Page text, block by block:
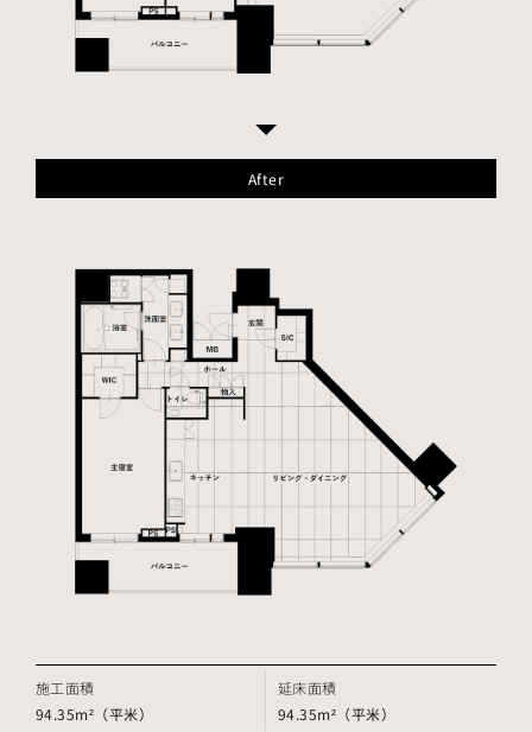
After
施工面積
94.35m²（平米）
延床面積
94.35m²（平米）